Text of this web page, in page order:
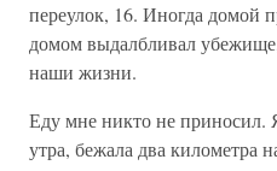
переулок, 16. Иногда домой
домом выдалбливал
наши жизни.
Еду мне никто не приносил.
утра, бежала два километра